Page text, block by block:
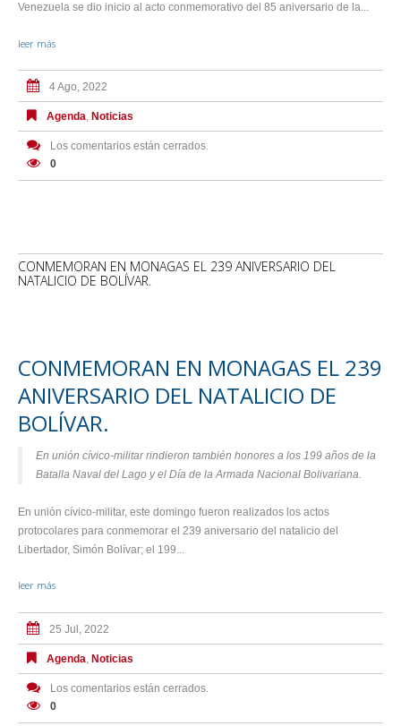
Venezuela se dio inicio al acto conmemorativo del 85 aniversario de la...
leer más
4 Ago, 2022
Agenda, Noticias
Los comentarios están cerrados.
0
CONMEMORAN EN MONAGAS EL 239 ANIVERSARIO DEL
NATALICIO DE BOLÍVAR.
CONMEMORAN EN MONAGAS EL 239
ANIVERSARIO DEL NATALICIO DE
BOLÍVAR.
En unión cívico-militar rindieron también honores a los 199 años de la
Batalla Naval del Lago y el Día de la Armada Nacional Bolivariana.
En unión cívico-militar, este domingo fueron realizados los actos
protocolares para conmemorar el 239 aniversario del natalicio del
Libertador, Simón Bolívar; el 199...
leer más
25 Jul, 2022
Agenda, Noticias
Los comentarios están cerrados.
0